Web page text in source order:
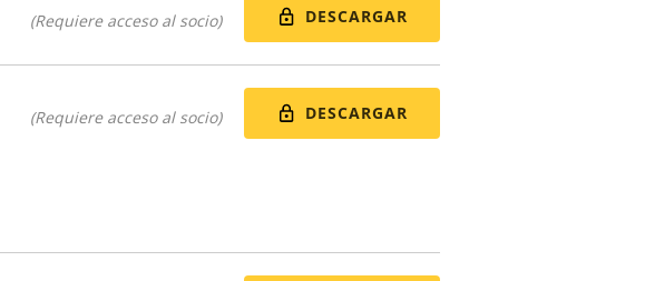
(Requiere acceso al socio) DESCARGAR
(Requiere acceso al socio) DESCARGAR